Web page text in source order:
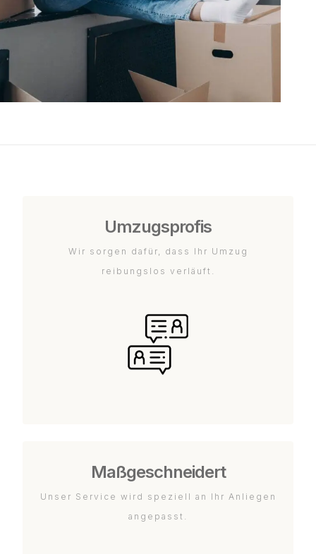
Umzugsprofis
Wir sorgen dafür, dass Ihr Umzug
reibungslos verläuft.
Maßgeschneidert
Unser Service wird speziell an Ihr Anliegen
angepasst.